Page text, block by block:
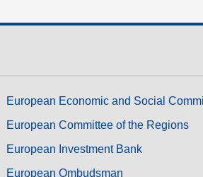
European Economic and Social
European Committee of the Regions
European Investment Bank
European Ombudsman